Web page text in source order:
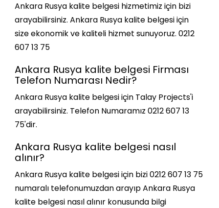
Ankara Rusya kalite belgesi hizmetimiz için bizi
arayabilirsiniz. Ankara Rusya kalite belgesi için
size ekonomik ve kaliteli hizmet sunuyoruz. 0212
607 13 75
Ankara Rusya kalite belgesi Firması
Telefon Numarası Nedir?
Ankara Rusya kalite belgesi için Talay Projects'i
arayabilirsiniz. Telefon Numaramız 0212 607 13
75'dir.
Ankara Rusya kalite belgesi nasıl
alınır?
Ankara Rusya kalite belgesi için bizi 0212 607 13 75
numaralı telefonumuzdan arayıp Ankara Rusya
kalite belgesi nasıl alınır konusunda bilgi